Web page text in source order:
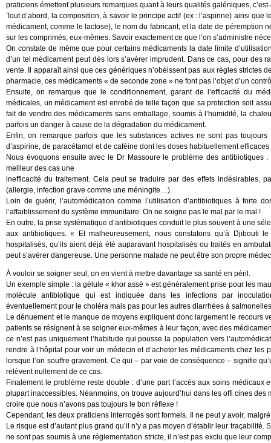
praticiens émettent plusieurs remarques quant à leurs qualités galéniques,
Tout d’abord, la composition, à savoir le principe actif (ex : l’aspirine) ainsi
médicament, comme le lactose), le nom du fabricant, et la date de
sur les comprimés, eux-mêmes. Savoir exactement ce que l’on s’administre
On constate de même que pour certains médicaments la date limite
d’un tel médicament peut dès lors s’avérer imprudent. Dans ce cas, pour
vente. Il apparaît ainsi que ces génériques n’obéissent pas aux règles strictes
pharmacie, ces médicaments « de seconde zone » ne font pas l’objet d’un
Ensuite, on remarque que le conditionnement, garant de l’efficacité du
médicales, un médicament est enrobé de telle façon que sa protection soit
fait de vendre des médicaments sans emballage, soumis à l’humidité, la
parfois un danger à cause de la dégradation du médicament.
Enfin, on remarque parfois que les substances actives ne sont pas
d’aspirine, de paracétamol et de caféine dont les doses habituellement
Nous évoquons ensuite avec le Dr Massoure le problème des
meilleur des cas une
inefficacité du traitement. Cela peut se traduire par des effets indésirables,
(allergie, infection grave comme une méningite…).
Loin de guérir, l’automédication comme l’utilisation d’antibiotiques à forte
l’affaiblissement du système immunitaire. On ne soigne pas le mal par le mal !
En outre, la prise systématique d’antibiotiques conduit le plus souvent à une
aux antibiotiques. « Et malheureusement, nous constatons qu’à Djibouti
hospitalisés, qu’ils aient déjà été auparavant hospitalisés ou traités en
peut s’avérer dangereuse. Une personne malade ne peut être son propre
À vouloir se soigner seul, on en vient à mettre davantage sa santé en péril.
Un exemple simple : la gélule « khor assé » est généralement prise pour les
molécule antibiotique qui est indiquée dans les infections par
éventuellement pour le choléra mais pas pour les autres diarrhées à
Le dénuement et le manque de moyens expliquent donc largement le recours
patients se résignent à se soigner eux-mêmes à leur façon, avec des
ce n’est pas uniquement l’habitude qui pousse la population vers
rendre à l’hôpital pour voir un médecin et d’acheter les médicaments chez les
lorsque l’on souffre gravement. Ce qui – par voie de conséquence – signifie
relèvent nullement de ce cas.
Finalement le problème reste double : d’une part l’accès aux soins
plupart inaccessibles. Néanmoins, on trouve aujourd’hui dans les offi cines
croire que nous n’avons pas toujours le bon réflexe !
Cependant, les deux praticiens interrogés sont formels. Il ne peut y avoir,
Le risque est d’autant plus grand qu’il n’y a pas moyen d’établir leur
ne sont pas soumis à une réglementation stricte, il n’est pas exclu que leur